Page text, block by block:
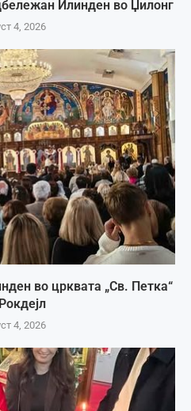
Илинден во Џилонг
4, 2026
во црквата „Св. Петка“
4, 2026